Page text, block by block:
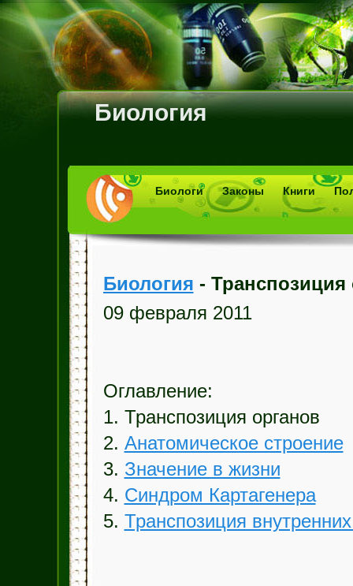
Биология
Биологи Законы Книги
Биология - Транспозиция
09 февраля 2011
Оглавление:
1. Транспозиция органов
2. Анатомическое строение
3. Значение в жизни
4. Синдром Картагенера
5. Транспозиция